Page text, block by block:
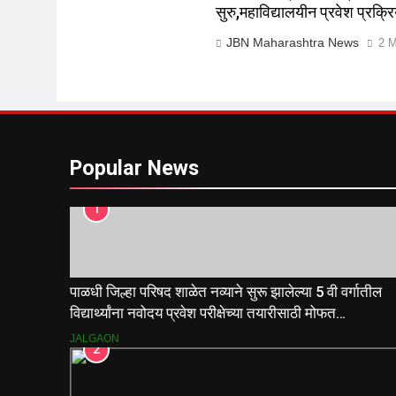
सुरु,महाविद्यालयीन प्रवेश
JBN Maharashtra News 2
Popular News
1
पाळधी जिल्हा परिषद शाळेत नव्याने सुरू झालेल्या 5 वी वर्गातील
विद्यार्थ्यांना नवोदय प्रवेश परीक्षेच्या तयारीसाठी मोफत
मार्गदर्शिकांचे वाटप.
JALGAON
2